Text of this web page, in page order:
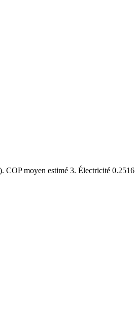
COP moyen estimé 3. Électricité 0.2516